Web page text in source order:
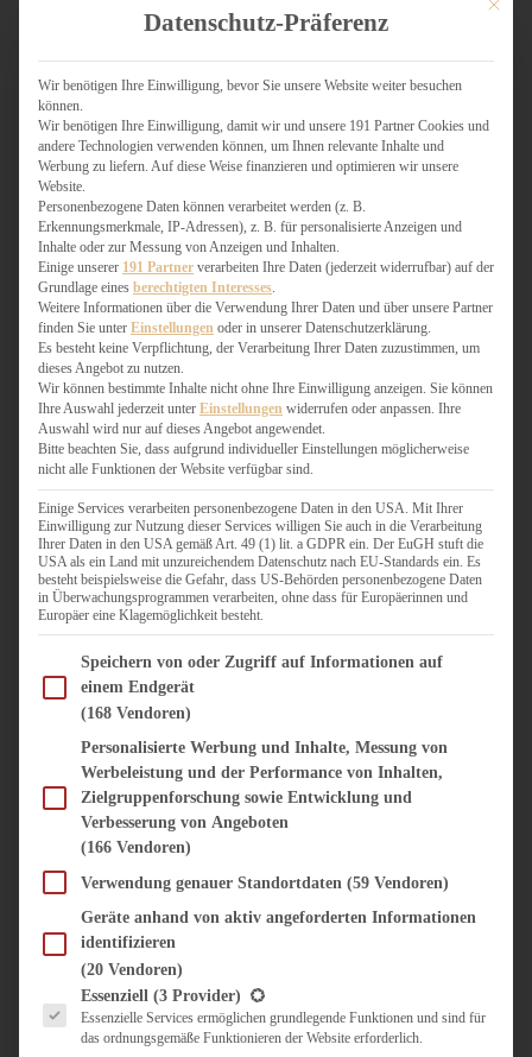
KUCHEN
LOW CARB & GESÜNDER
MY AMERICAN BAKERY
SCHOKOLADIGES
SÜSSES HAUPTGERICHT
TÖRTCHEN
VEGAN SÜSS
WEIHNACHTSBÄCKEREI
HERZHAFT
BURGER & SANDWICHES
FIX AUF DEM TISCH
FLEISCH & FISCH
GRILLEN / BARBECUE
HERZHAFTES BACKEN
ONE-POT-GERICHTE
PASTA & NUDELGERICHTE
PIZZA, TARTES & QUICHES
REIS & RISOTTO
SALATE & SNACKS
SUPPENKASPEREIEN
VORSPEISEN
SÜSS & HERZHAFT
BROTAUFSTRICH
DIPS, SAUCEN, CHUTNEYS
KÜCHENGESCHENKE
UNTERWEGS
Datenschutz-Präferenz
Wir benötigen Ihre Einwilligung, bevor Sie unsere Website weiter besuchen
können.
Wir benötigen Ihre Einwilligung, damit wir und unsere 191 Partner Cookies und
andere Technologien verwenden können, um Ihnen relevante Inhalte und
Werbung zu liefern. Auf diese Weise finanzieren und optimieren wir unsere
Website.
Personenbezogene Daten können verarbeitet werden (z. B.
Erkennungsmerkmale, IP-Adressen), z. B. für personalisierte Anzeigen und
Inhalte oder zur Messung von Anzeigen und Inhalten.
Einige unserer 191 Partner verarbeiten Ihre Daten (jederzeit widerrufbar) auf der
Grundlage eines berechtigten Interesses
Weitere Informationen über die Verwendung Ihrer Daten und über unsere Partner
finden Sie unter Einstellungen oder in unserer Datenschutzerklärung.
Es besteht keine Verpflichtung, der Verarbeitung Ihrer Daten zuzustimmen, um
dieses Angebot zu nutzen.
Wir können bestimmte Inhalte nicht ohne Ihre Einwilligung anzeigen. Sie können
Ihre Auswahl jederzeit unter Einstellungen widerrufen oder anpassen. Ihre
Auswahl wird nur auf dieses Angebot angewendet.
Bitte beachten Sie, dass aufgrund individueller Einstellungen möglicherweise
nicht alle Funktionen der Website verfügbar sind.
Einige Services verarbeiten personenbezogene Daten in den USA. Mit Ihrer
Einwilligung zur Nutzung dieser Services willigen Sie auch in die Verarbeitung
Ihrer Daten in den USA gemäß Art. 49 (1) lit. a GDPR ein. Der EuGH stuft die
USA als ein Land mit unzureichendem Datenschutz nach EU-Standards ein. Es
besteht beispielsweise die Gefahr, dass US-Behörden personenbezogene Daten
in Überwachungsprogrammen verarbeiten, ohne dass für Europäerinnen und
Europäer eine Klagemöglichkeit besteht.
Im Folgenden finden Sie eine Liste der Zwecke des IAB Transparency and Consent
Speichern von oder Zugriff auf Informationen auf
einem Endgerät
(168 Vendoren)
Personalisierte Werbung und Inhalte, Messung von
Werbeleistung und der Performance von Inhalten,
Zielgruppenforschung sowie Entwicklung und
Verbesserung von Angeboten
(166 Vendoren)
Verwendung genauer Standortdaten (59 Vendoren)
Geräte anhand von aktiv angeforderten Informationen
identifizieren
(20 Vendoren)
Es folgt eine Liste der Service-Gruppen, für die eine Einwilligung erteilt werden
Essenziell (3 Provider)
Essenzielle Services ermöglichen grundlegende Funktionen und sind für
das ordnungsgemäße Funktionieren der Website erforderlich.